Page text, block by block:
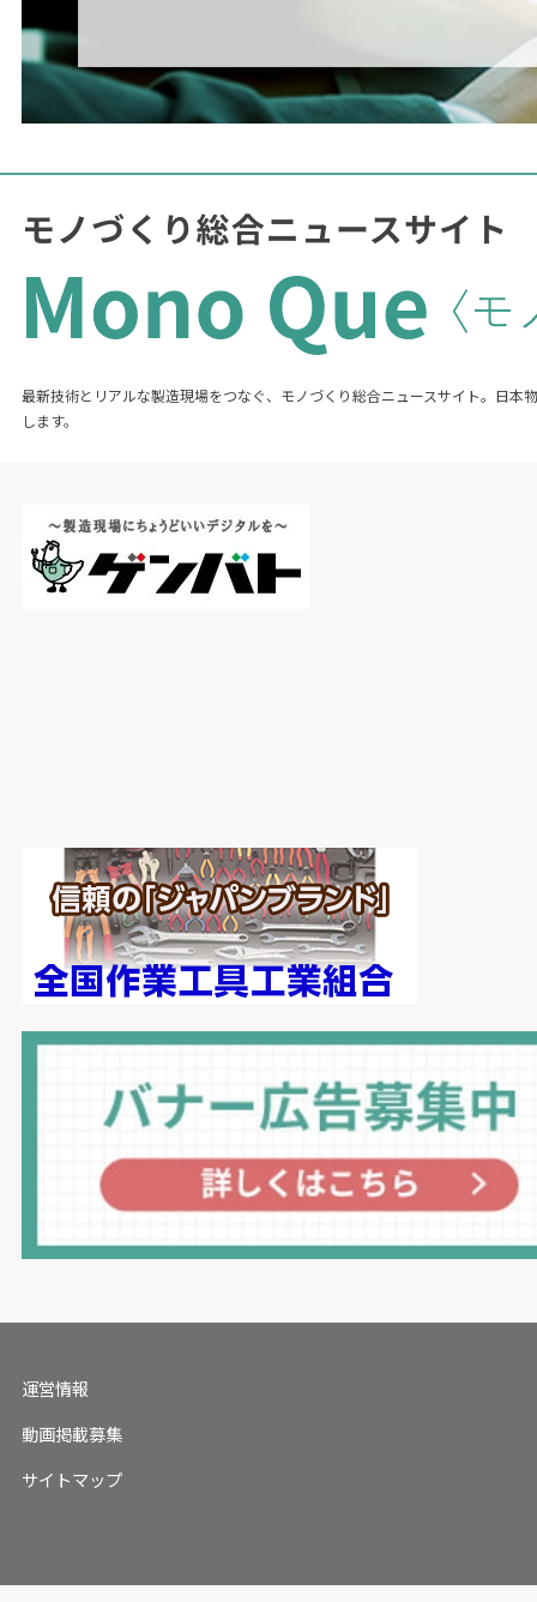
最新技術とリアルな製造現場をつなぐ、モノづくり総合ニュースサイト。日本
します。
運営情報
動画掲載募集
サイトマップ